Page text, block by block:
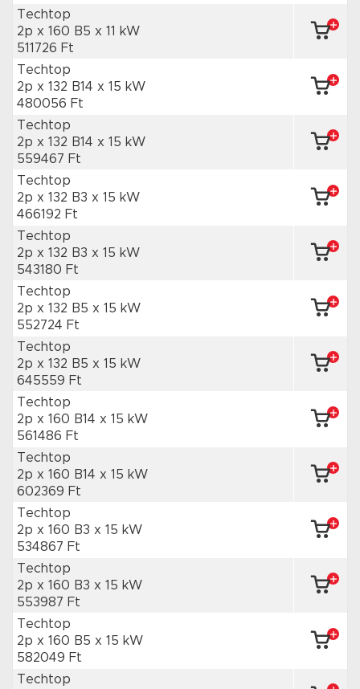
Techtop
2p x 160 B5 x 11 kW
511726 Ft
Techtop
2p x 132 B14 x 15 kW
480056 Ft
Techtop
2p x 132 B14 x 15 kW
559467 Ft
Techtop
2p x 132 B3 x 15 kW
466192 Ft
Techtop
2p x 132 B3 x 15 kW
543180 Ft
Techtop
2p x 132 B5 x 15 kW
552724 Ft
Techtop
2p x 132 B5 x 15 kW
645559 Ft
Techtop
2p x 160 B14 x 15 kW
561486 Ft
Techtop
2p x 160 B14 x 15 kW
602369 Ft
Techtop
2p x 160 B3 x 15 kW
534867 Ft
Techtop
2p x 160 B3 x 15 kW
553987 Ft
Techtop
2p x 160 B5 x 15 kW
582049 Ft
Techtop